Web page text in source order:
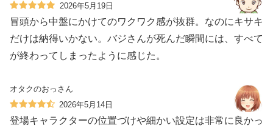
2026年5月19日
冒頭から中盤にかけてのワクワク感が抜群。なのにキサキ
だけは納得いかない。バジさんが死んだ瞬間には、すべて
が終わってしまったように感じた。
オタクのおっさん
2026年5月14日
登場キャラクターの位置づけや細かい設定は非常に良かっ